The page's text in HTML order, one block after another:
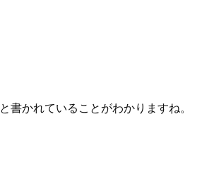
と書かれていることがわかりますね。